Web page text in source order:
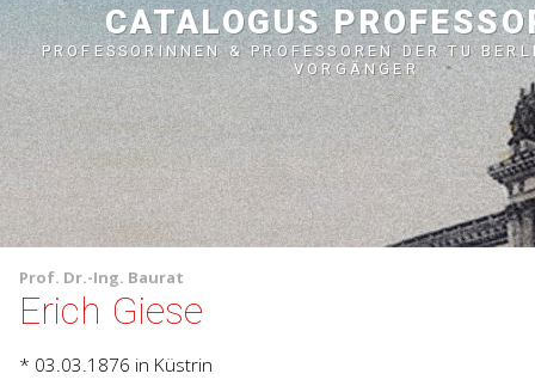
CATALOGUS
PROFESSORINNEN & PROFESSOREN DER TU
VORGÄNGER
Prof. Dr.-Ing. Baurat
Erich Giese
* 03.03.1876 in Küstrin